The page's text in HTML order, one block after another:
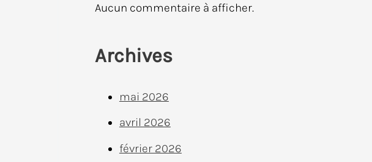
Aucun commentaire à afficher.
Archives
mai 2026
avril 2026
février 2026